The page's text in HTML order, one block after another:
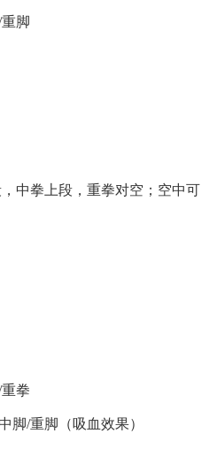
脚
中拳上段，重拳对空；空中可
拳
/重脚（吸血效果）